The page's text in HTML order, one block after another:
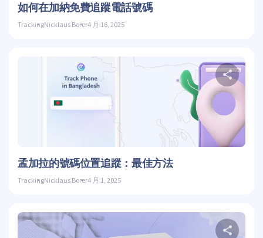
如何在加納免費追蹤電話號碼
TrackingNicklaus Borer4 月 16, 2025
孟加拉的號碼位置追蹤：最佳方法
TrackingNicklaus Borer4 月 1, 2025